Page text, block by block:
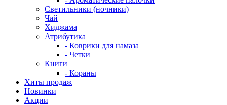
Светильники (ночники)
Чай
Хиджама
Атрибутика
- Коврики для намаза
- Четки
Книги
- Кораны
Хиты продаж
Новинки
Акции